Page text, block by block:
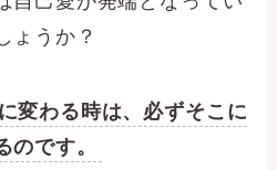
ょうか？
変わる時は、必ずそこに
のです。